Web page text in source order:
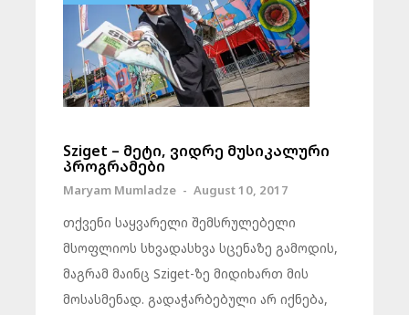
Sziget – მეტი, ვიდრე მუსიკალური
პროგრამები
Maryam Mumladze - August 10, 2017
თქვენი საყვარელი შემსრულებელი
მსოფლიოს სხვადასხვა სცენაზე გამოდის,
მაგრამ მაინც Sziget-ზე მიდიხართ მის
მოსასმენად. გადაჭარბებული არ იქნება,